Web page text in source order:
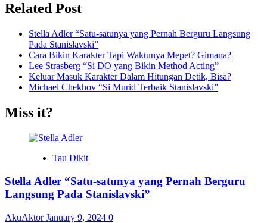
Related Post
Stella Adler “Satu-satunya yang Pernah Berguru Langsung
Pada Stanislavski”
Cara Bikin Karakter Tapi Waktunya Mepet? Gimana?
Lee Strasberg “Si DO yang Bikin Method Acting”
Keluar Masuk Karakter Dalam Hitungan Detik, Bisa?
Michael Chekhov “Si Murid Terbaik Stanislavski”
Miss it?
Tau Dikit
Stella Adler “Satu-satunya yang Pernah Berguru
Langsung Pada Stanislavski”
AkuAktorJanuary 9, 2024 0